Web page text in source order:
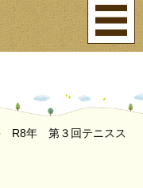
R8年 第３回テニスス